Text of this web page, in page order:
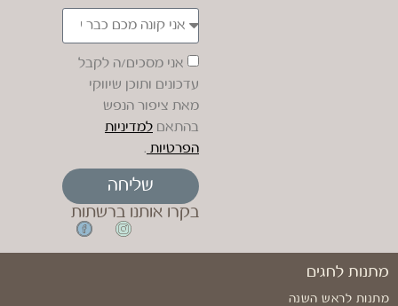
אני מסכים/ה לקבל
עדכונים ותוכן שיווקי
מאת ציפור הנפש
בהתאם למדיניות
הפרטיות .
שליחה
בקרו אותנו ברשתות
מתנות לחגים
מתנות לראש השנה